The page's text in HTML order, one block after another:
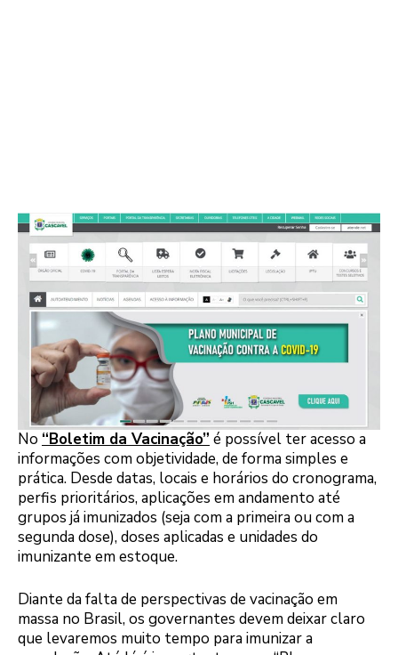
No “Boletim da Vacinação” é possível ter acesso a
informações com objetividade, de forma simples e
prática. Desde datas, locais e horários do cronograma,
perfis prioritários, aplicações em andamento até
grupos já imunizados (seja com a primeira ou com a
segunda dose), doses aplicadas e unidades do
imunizante em estoque.
Diante da falta de perspectivas de vacinação em
massa no Brasil, os governantes devem deixar claro
que levaremos muito tempo para imunizar a